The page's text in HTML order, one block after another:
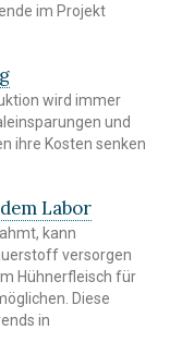
im Projekt
wird immer
und
ihre Kosten senken
Labor
kann
versorgen
Hühnerfleisch für
Diese
in